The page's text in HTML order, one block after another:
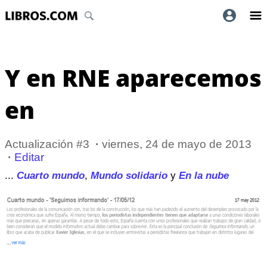
Y en RNE aparecemos
en
Actualización #3 · viernes, 24 de mayo de 2013
· Editar
... Cuarto mundo, Mundo solidario y En la nube